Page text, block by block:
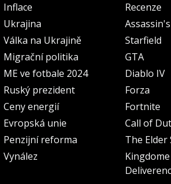
Inflace
Ukrajina
Válka na Ukrajině
Migrační politika
ME ve fotbale 2024
Ruský prezident
Ceny energií
Evropská unie
Penzijní reforma
Vynález
Recenze
Starfield
GTA
Diablo IV
Forza
Fortnite
Call of
The Elder
Kingdome